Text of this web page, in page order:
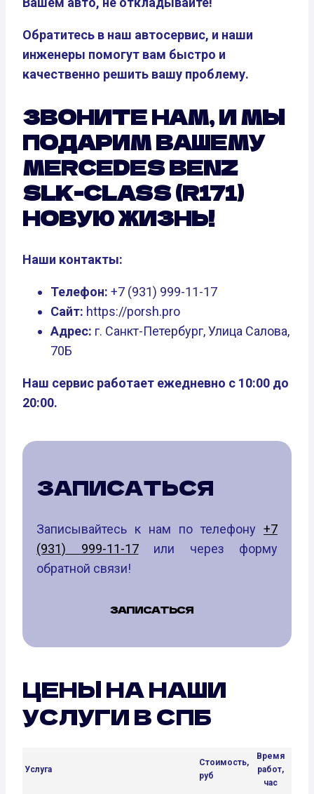
Обратитесь в наш автосервис, и наши
инженеры помогут вам быстро и
качественно решить вашу проблему.
ЗВОНИТЕ НАМ, И МЫ
ПОДАРИМ ВАШЕМУ
MERCEDES BENZ
SLK-CLASS (R171)
НОВУЮ ЖИЗНЬ!
Наши контакты:
Телефон: +7 (931) 999-11-17
Сайт: https://porsh.pro
Адрес: г. Санкт-Петербург, Улица Салова,
70Б
Наш сервис работает ежедневно с 10:00 до
20:00.
ЗАПИСАТЬСЯ
Записывайтесь к нам по телефону +7
(931) 999-11-17или через форму
обратной связи!
ЗАПИСАТЬСЯ
ЦЕНЫ НА НАШИ
УСЛУГИ В СПБ
Услуга
Стоимость,
руб
Время
работ,
час